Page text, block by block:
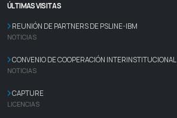
ÚLTIMAS VISITAS
REUNIÓN DE PARTNERS DE PSLINE-IBM
NOTICIAS
CONVENIO DE COOPERACIÓN INTERINSTITUCIONAL
NOTICIAS
CAPTURE
LICENCIAS